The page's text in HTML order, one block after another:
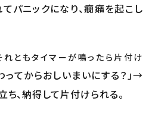
パニックになり、癇癪を起こし
ともタイマーが鳴ったら片付け
ってからおしいまいにする？」→
ち、納得して片付けられる。